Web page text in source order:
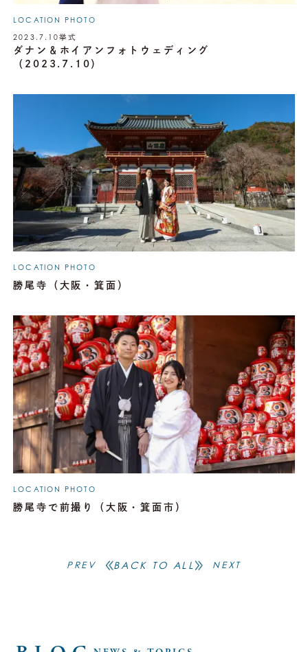
LOCATION PHOTO
2023.7.10挙式
ダナン＆ホイアンフォトウェディング
（2023.7.10）
LOCATION PHOTO
勝尾寺（大阪・箕面）
LOCATION PHOTO
勝尾寺で前撮り（大阪・箕面市）
PREV BACK TO ALL NEXT